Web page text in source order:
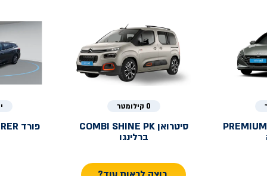
0 קילומטר
סיטרואן COMBI SHINE PK
ברלינגו
פורד